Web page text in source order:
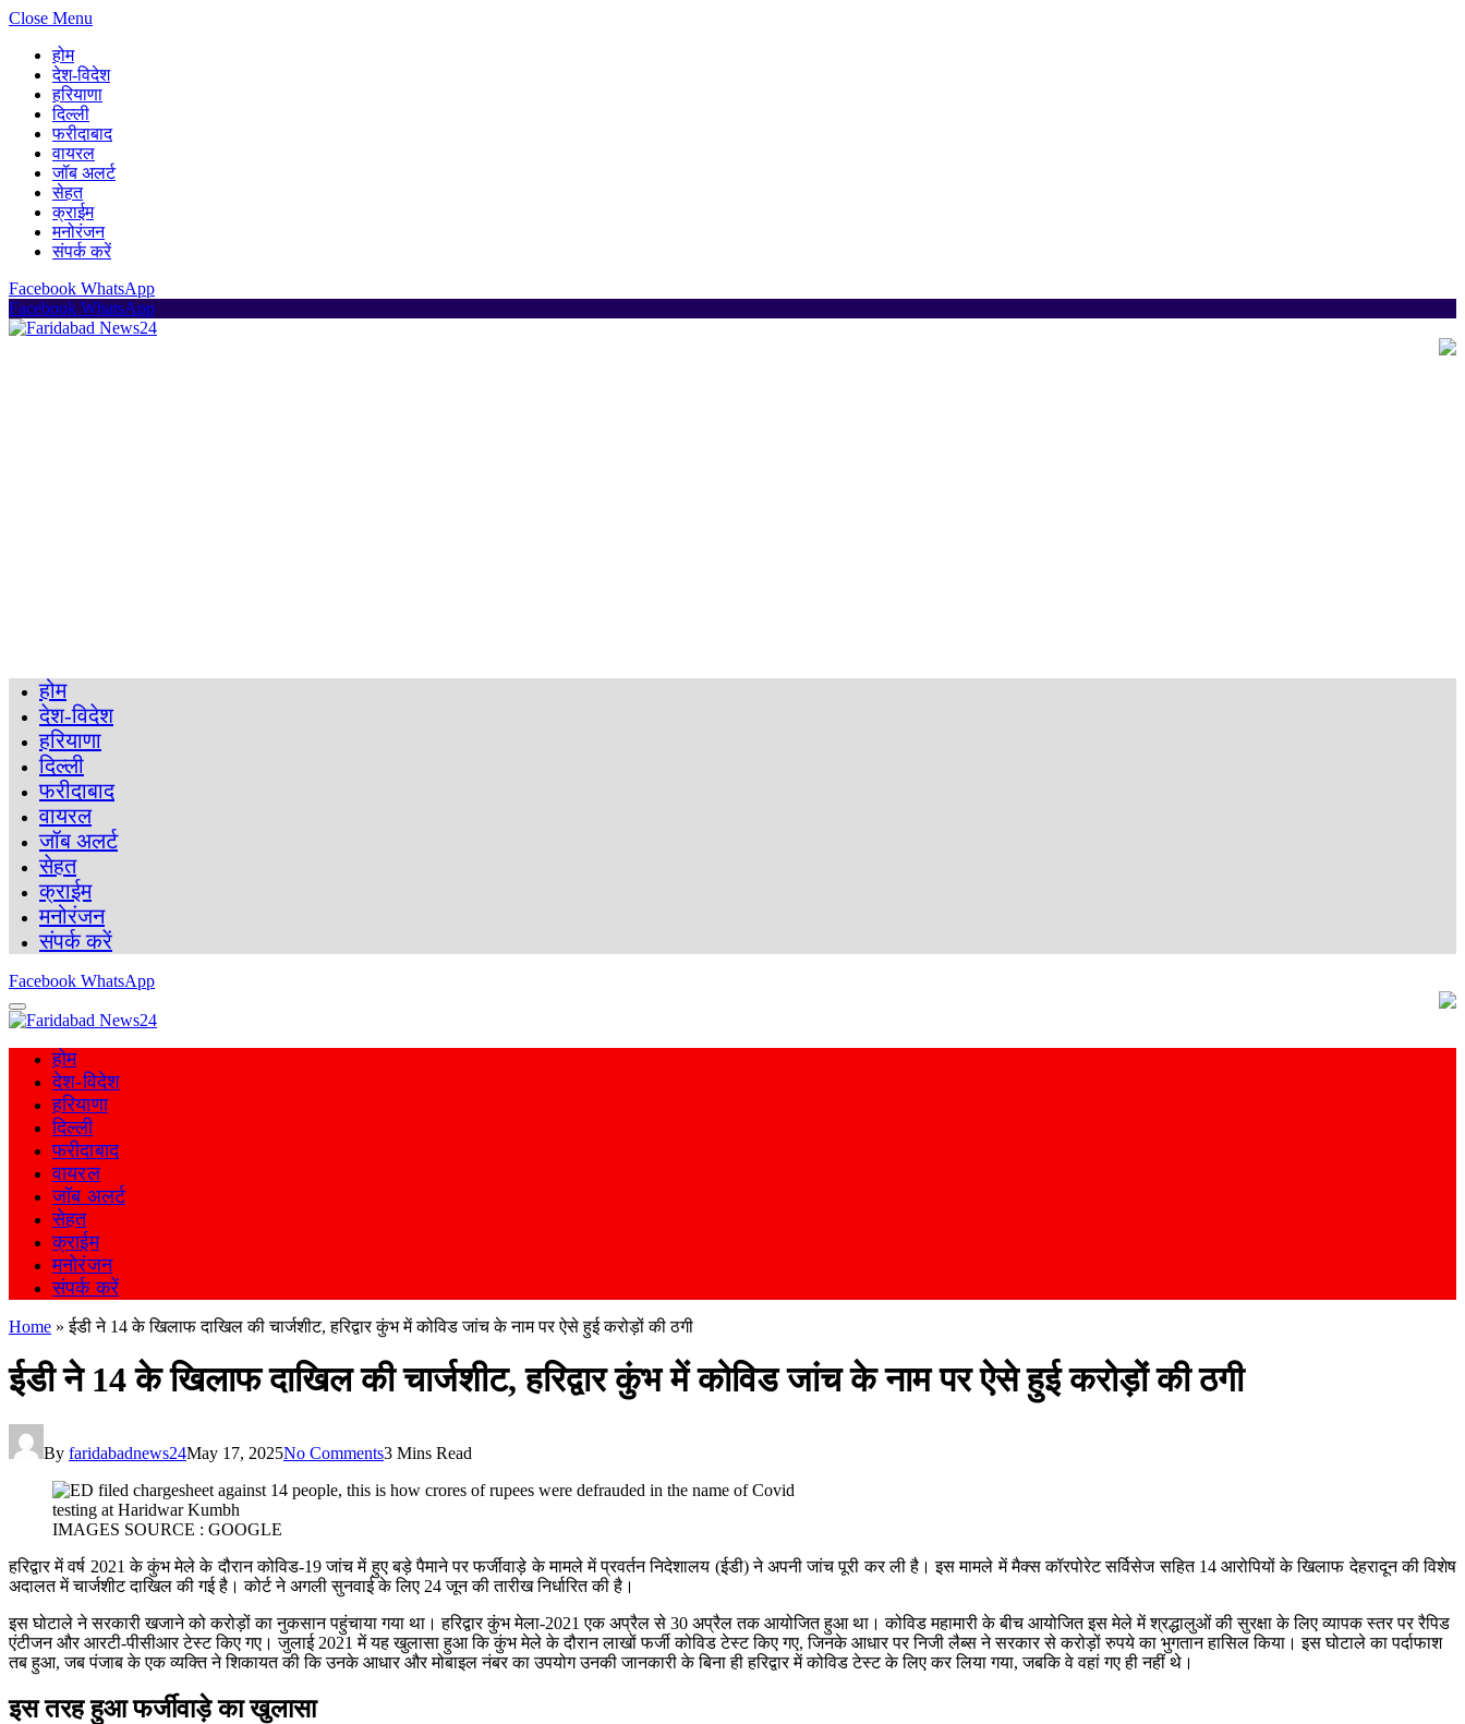
Close Menu
होम
देश-विदेश
हरियाणा
दिल्ली
फरीदाबाद
वायरल
जॉब अलर्ट
सेहत
क्राईम
मनोरंजन
संपर्क करें
Facebook WhatsApp
Facebook WhatsApp
होम
देश-विदेश
हरियाणा
दिल्ली
फरीदाबाद
वायरल
जॉब अलर्ट
सेहत
क्राईम
मनोरंजन
संपर्क करें
Facebook WhatsApp
होम
देश-विदेश
हरियाणा
दिल्ली
फरीदाबाद
वायरल
जॉब अलर्ट
सेहत
क्राईम
मनोरंजन
संपर्क करें
Home »ईडी ने 14 के खिलाफ दाखिल की चार्जशीट, हरिद्वार कुंभ में कोविड जांच के नाम पर ऐसे हुई करोड़ों की ठगी
ईडी ने 14 के खिलाफ दाखिल की चार्जशीट, हरिद्वार कुंभ में कोविड जांच के नाम पर ऐसे हुई करोड़ों की ठगी
By faridabadnews24May 17, 2025No Comments3 Mins Read
IMAGES SOURCE : GOOGLE
हरिद्वार में वर्ष 2021 के कुंभ मेले के दौरान कोविड-19 जांच में हुए बड़े पैमाने पर फर्जीवाड़े के मामले में प्रवर्तन निदेशालय (ईडी) ने अपनी जांच पूरी कर ली है। इस मामले में मैक्स कॉरपोरेट सर्विसेज सहित 14 आरोपियों के खिलाफ देहरादून की विशेष
अदालत में चार्जशीट दाखिल की गई है। कोर्ट ने अगली सुनवाई के लिए 24 जून की तारीख निर्धारित की है।
इस घोटाले ने सरकारी खजाने को करोड़ों का नुकसान पहुंचाया गया था। हरिद्वार कुंभ मेला-2021 एक अप्रैल से 30 अप्रैल तक आयोजित हुआ था। कोविड महामारी के बीच आयोजित इस मेले में श्रद्धालुओं की सुरक्षा के लिए व्यापक स्तर पर रैपिड
एंटीजन और आरटी-पीसीआर टेस्ट किए गए।जुलाई 2021 में यह खुलासा हुआ कि कुंभ मेले के दौरान लाखों फर्जी कोविड टेस्ट किए गए, जिनके आधार पर निजी लैब्स ने सरकार से करोड़ों रुपये का भुगतान हासिल किया। इस घोटाले का पर्दाफाश
तब हुआ, जब पंजाब के एक व्यक्ति ने शिकायत की कि उनके आधार और मोबाइल नंबर का उपयोग उनकी जानकारी के बिना ही हरिद्वार में कोविड टेस्ट के लिए कर लिया गया, जबकि वे वहां गए ही नहीं थे।
इस तरह हुआ फर्जीवाड़े का खुलासा